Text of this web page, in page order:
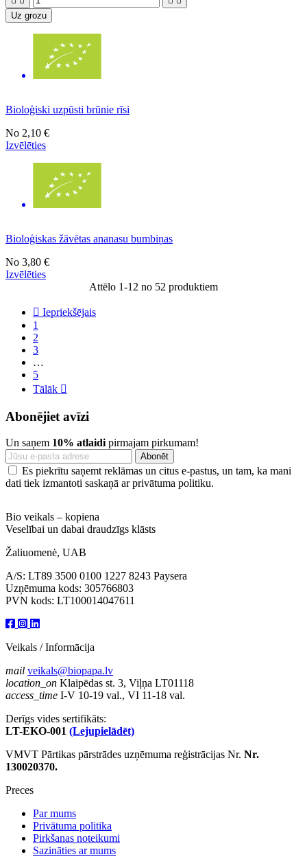
Uz grozu
Bioloģiski uzpūsti brūnie rīsi
No 2,10 €
Izvēlēties
Bioloģiskas žāvētas ananasu bumbiņas
No 3,80 €
Izvēlēties
Attēlo 1-12 no 52 produktiem
 Iepriekšējais
1
2
3
…
5
Tālāk 
Abonējiet avīzi
Un saņem 10% atlaidi pirmajam pirkumam!
Es piekrītu saņemt reklāmas un citus e-pastus, un tam, ka mani
dati tiek izmantoti saskaņā ar privātuma politiku.
Bio veikals – kopiena
Veselībai un dabai draudzīgs klāsts
Žaliuomenė, UAB
A/S: LT89 3500 0100 1227 8243 Paysera
Uzņēmuma kods: 305766803
PVN kods: LT100014047611
Veikals / Informācija
mail veikals@biopapa.lv
location_on Klaipēdas st. 3, Viļņa LT01118
access_time I-V 10-19 val., VI 11-18 val.
Derīgs vides sertifikāts:
LT-EKO-001 (Lejupielādēt)
VMVT Pārtikas pārstrādes uzņēmuma reģistrācijas Nr. Nr.
130020370.
Preces
Par mums
Privātuma politika
Pirkšanas noteikumi
Sazināties ar mums